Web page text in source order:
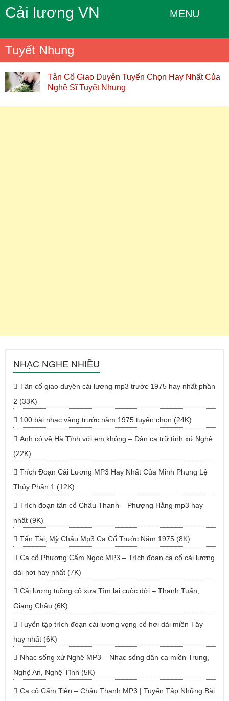
Cải lương VN MENU
Tuyết Nhung
Tân Cổ Giao Duyên Tuyển Chọn Hay Nhất Của
Nghệ Sĩ Tuyết Nhung
NHẠC NGHE NHIỀU
Tân cổ giao duyên cải lương mp3 trước 1975 hay nhất phần
2 (33K)
100 bài nhạc vàng trước năm 1975 tuyển chọn (24K)
Anh có về Hà Tĩnh với em không – Dân ca trữ tình xứ Nghệ
(22K)
Trích Đoạn Cải Lương MP3 Hay Nhất Của Minh Phụng Lệ
Thủy Phần 1 (12K)
Trích đoạn tân cổ Châu Thanh – Phượng Hằng mp3 hay
nhất (9K)
Tấn Tài, Mỹ Châu Mp3 Ca Cổ Trước Năm 1975 (8K)
Ca cổ Phương Cẩm Ngọc MP3 – Trích đoạn ca cổ cải lương
dài hơi hay nhất (7K)
Cải lương tuồng cổ xưa Tìm lại cuộc đời – Thanh Tuấn,
Giang Châu (6K)
Tuyển tập trích đoạn cải lương vọng cổ hơi dài miền Tây
hay nhất (6K)
Nhạc sống xứ Nghệ MP3 – Nhạc sống dân ca miền Trung,
Nghệ An, Nghệ Tĩnh (5K)
Ca cổ Cẩm Tiên – Châu Thanh MP3 | Tuyển Tập Những Bài